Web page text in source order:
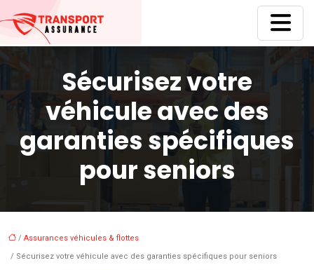
Sécurisez votre
véhicule avec des
garanties spécifiques
pour seniors
/ Assurances véhicules & flottes
/ Sécurisez votre véhicule avec des garanties spécifiques pour seniors